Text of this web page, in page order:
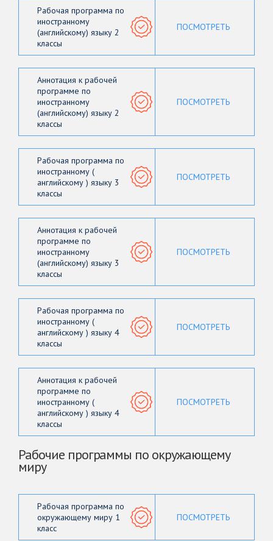
Рабочая программа по
иностранному
(английскому) языку 2
классы
ПОСМОТРЕТЬ
Аннотация к рабочей
программе по
иностранному
(английскому) языку 2
классы
ПОСМОТРЕТЬ
Рабочая программа по
иностранному (
английскому ) языку 3
классы
ПОСМОТРЕТЬ
Аннотация к рабочей
программе по
иностранному
(английскому) языку 3
классы
ПОСМОТРЕТЬ
Рабочая программа по
иностранному (
английскому ) языку 4
классы
ПОСМОТРЕТЬ
Аннотация к рабочей
программе по
иностранному (
английскому ) языку 4
классы
ПОСМОТРЕТЬ
Рабочие программы по окружающему
миру
Рабочая программа по
окружающему миру 1
класс
ПОСМОТРЕТЬ